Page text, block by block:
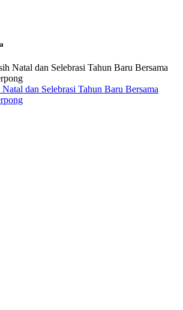
dan Selebrasi Tahun Baru Bersama